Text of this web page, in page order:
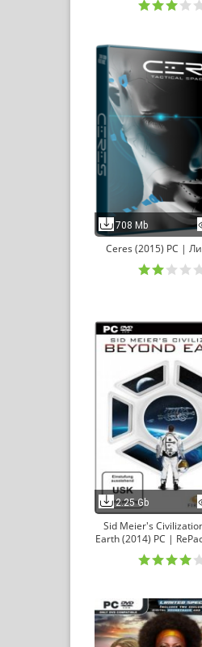
708 Mb
Ceres (2015) PC |
2.25 Gb
Sid Meier's
Earth (2014) PC |